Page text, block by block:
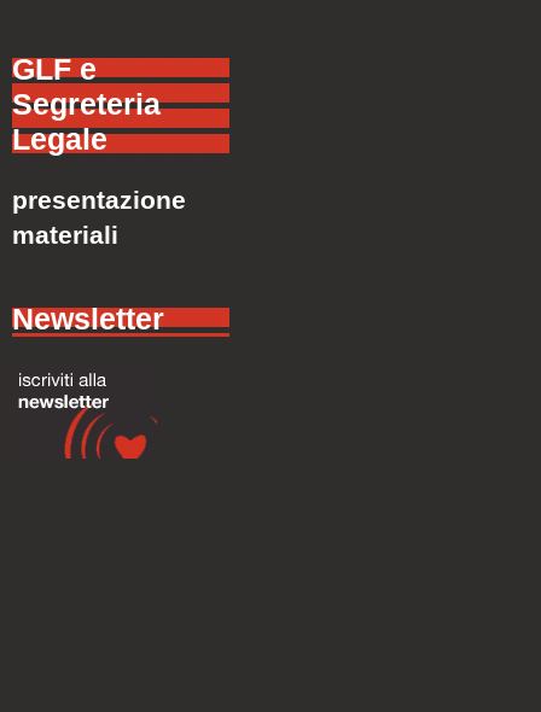
GLF e
Segreteria
Legale
presentazione
materiali
Newsletter